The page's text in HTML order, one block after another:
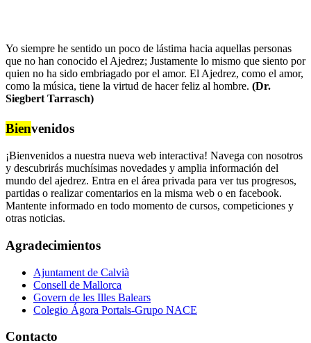
Yo siempre he sentido un poco de lástima hacia aquellas personas
que no han conocido el Ajedrez; Justamente lo mismo que siento por
quien no ha sido embriagado por el amor. El Ajedrez, como el amor,
como la música, tiene la virtud de hacer feliz al hombre. (Dr.
Siegbert Tarrasch)
Bienvenidos
¡Bienvenidos a nuestra nueva web interactiva! Navega con nosotros
y descubrirás muchísimas novedades y amplia información del
mundo del ajedrez. Entra en el área privada para ver tus progresos,
partidas o realizar comentarios en la misma web o en facebook.
Mantente informado en todo momento de cursos, competiciones y
otras noticias.
Agradecimientos
Ajuntament de Calvià
Consell de Mallorca
Govern de les Illes Balears
Colegio Ágora Portals-Grupo NACE
Contacto